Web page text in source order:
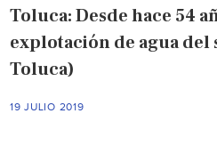
Toluca: Desde hace 54
explotación de agua del
Toluca)
19 JULIO 2019